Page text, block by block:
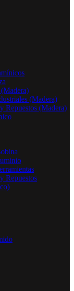
(Madera)
Repuestos (Madera)
Repuestos